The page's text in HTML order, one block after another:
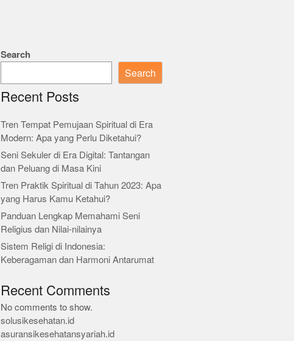
Search
Search
Recent Posts
Tren Tempat Pemujaan Spiritual di Era
Modern: Apa yang Perlu Diketahui?
Seni Sekuler di Era Digital: Tantangan
dan Peluang di Masa Kini
Tren Praktik Spiritual di Tahun 2023: Apa
yang Harus Kamu Ketahui?
Panduan Lengkap Memahami Seni
Religius dan Nilai-nilainya
Sistem Religi di Indonesia:
Keberagaman dan Harmoni Antarumat
Recent Comments
No comments to show.
solusikesehatan.id
asuransikesehatansyariah.id